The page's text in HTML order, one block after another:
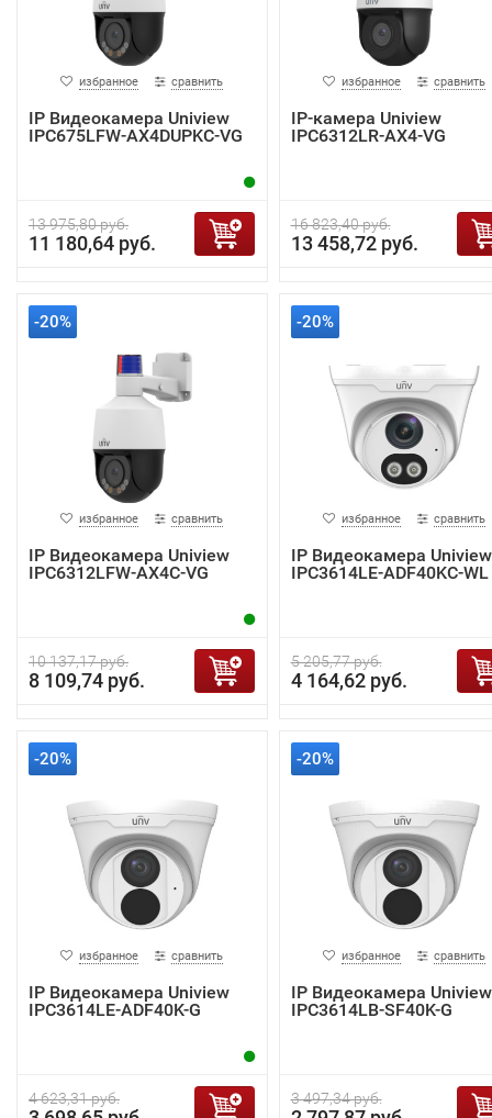
избранное сравнить
IP Видеокамера Uniview
IPC675LFW-AX4DUPKC-VG
13 975,80 руб.
11 180,64 руб.
избранное сравнить
IP-камера Uniview
IPC6312LR-AX4-VG
16 823,40 руб.
13 458,72 руб.
-20%
избранное сравнить
IP Видеокамера Uniview
IPC6312LFW-AX4C-VG
10 137,17 руб.
8 109,74 руб.
-20%
избранное сравнить
IP Видеокамера Uniview
IPC3614LE-ADF40KC-WL
5 205,77 руб.
4 164,62 руб.
-20%
избранное сравнить
IP Видеокамера Uniview
IPC3614LE-ADF40K-G
4 623,31 руб.
-20%
избранное сравнить
IP Видеокамера Uniview
IPC3614LB-SF40K-G
3 497,34 руб.